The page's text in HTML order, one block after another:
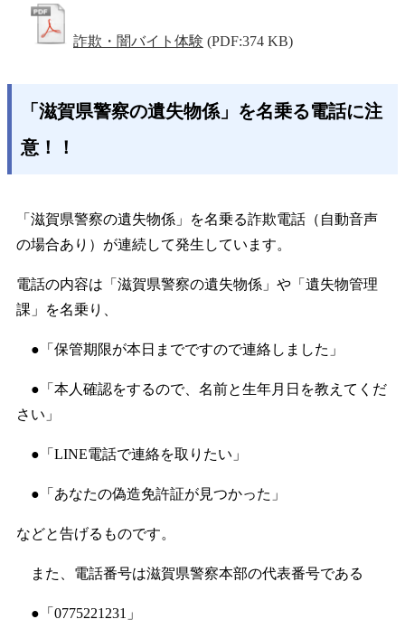
詐欺・闇バイト体験 (PDF:374 KB)
「滋賀県警察の遺失物係」を名乗る電話に注
意！！
「滋賀県警察の遺失物係」を名乗る詐欺電話（自動音声
の場合あり）が連続して発生しています。
電話の内容は「滋賀県警察の遺失物係」や「遺失物管理
課」を名乗り、
●「保管期限が本日までですので連絡しました」
●「本人確認をするので、名前と生年月日を教えてくだ
さい」
●「LINE電話で連絡を取りたい」
●「あなたの偽造免許証が見つかった」
などと告げるものです。
また、電話番号は滋賀県警察本部の代表番号である
●「0775221231」